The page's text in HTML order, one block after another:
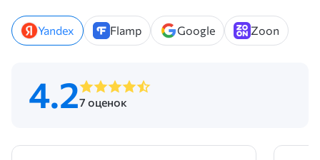
сайте или свяжитесь с менеджером по телефону. Предоставим
сертификаты качества и техническую документацию в течение
24 часов.
Yandex Flamp Google Zoon
4.27 оценок